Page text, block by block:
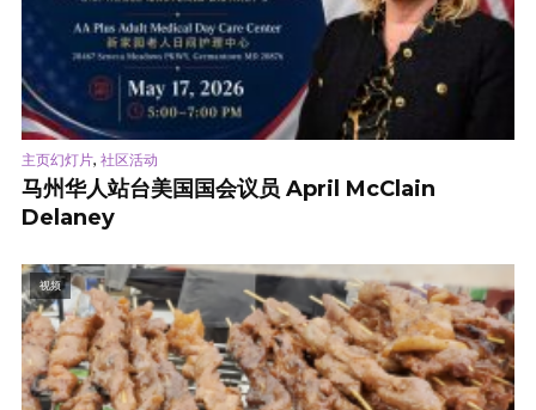
主页幻灯片, 社区活动
马州华人站台美国国会议员 April McClain
Delaney
视频